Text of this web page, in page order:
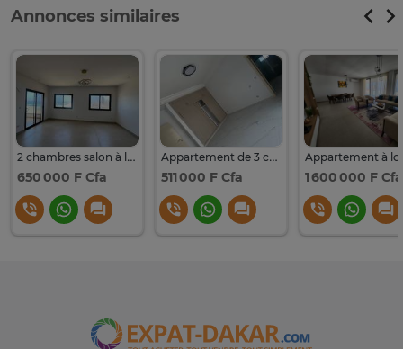
Annonces similaires
2 chambres salon à louer à Yoff Ocean
650 000 F Cfa
Appartement de 3 chambres salon à louer aux Mamelles
511 000 F Cfa 1 600 000 F Cfa